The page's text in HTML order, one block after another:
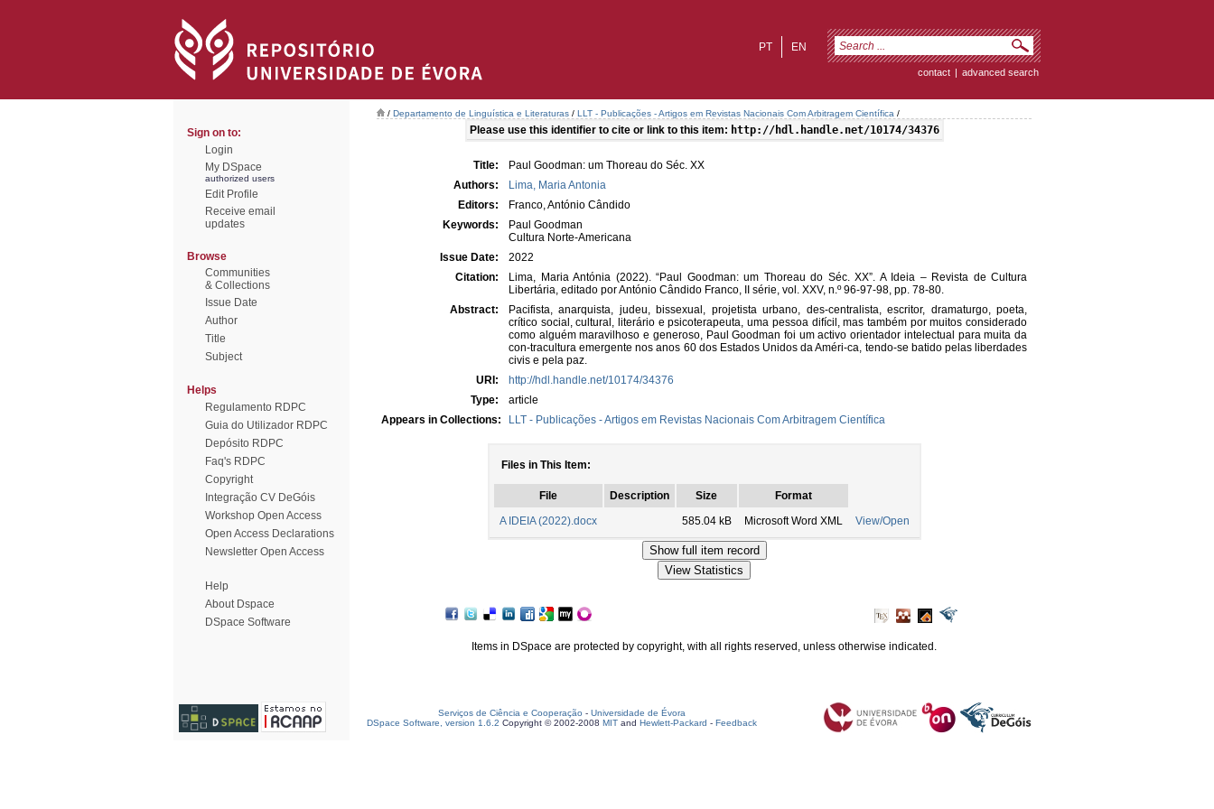
EN
PT
contact | advanced search
Sign on to:
Login
My DSpace
authorized users
Edit Profile
Receive email
updates
Browse
Communities
& Collections
Issue Date
Author
Title
Subject
Helps
Regulamento RDPC
Guia do Utilizador RDPC
Depósito RDPC
Faq's RDPC
Copyright
Integração CV DeGóis
Workshop Open Access
Open Access Declarations
Newsletter Open Access
Help
About Dspace
DSpace Software
/ Departamento de Linguística e Literaturas / LLT - Publicações - Artigos em Revistas Nacionais Com Arbitragem Científica /
Please use this identifier to cite or link to this item: http://hdl.handle.net/10174/34376
Title:
Paul Goodman: um Thoreau do Séc. XX
Authors:
Lima, Maria Antonia
Editors:
Franco, António Cândido
Keywords:
Paul Goodman
Cultura Norte-Americana
Issue Date:
2022
Citation:
Lima, Maria Antónia (2022). “Paul Goodman: um Thoreau do Séc. XX”. A Ideia – Revista de Cultura
Libertária, editado por António Cândido Franco, II série, vol. XXV, n.º 96-97-98, pp. 78-80.
Abstract:
Pacifista, anarquista, judeu, bissexual, projetista urbano, des-centralista, escritor, dramaturgo, poeta,
crítico social, cultural, literário e psicoterapeuta, uma pessoa difícil, mas também por muitos considerado
como alguém maravilhoso e generoso, Paul Goodman foi um activo orientador intelectual para muita da
con-tracultura emergente nos anos 60 dos Estados Unidos da Améri-ca, tendo-se batido pelas liberdades
civis e pela paz.
URI:
http://hdl.handle.net/10174/34376
Type:
article
Appears in Collections:
LLT - Publicações - Artigos em Revistas Nacionais Com Arbitragem Científica
Files in This Item:
File Description Size
Format
A IDEIA (2022).docx
585.04 kB Microsoft Word XML View/Open
Items in DSpace are protected by copyright, with all rights reserved, unless otherwise indicated.
Serviços de Ciência e Cooperação - Universidade de Évora
DSpace Software, version 1.6.2 Copyright © 2002-2008 MIT and Hewlett-Packard - Feedback